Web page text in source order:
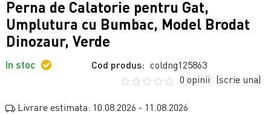
Perna de Calatorie pentru Gat,
Umplutura cu Bumbac, Model Brodat
Dinozaur, Verde
In stoc Cod produs: coldng125863
0 opinii (scrie una)
Livrare estimata: 10.08.2026 - 11.08.2026